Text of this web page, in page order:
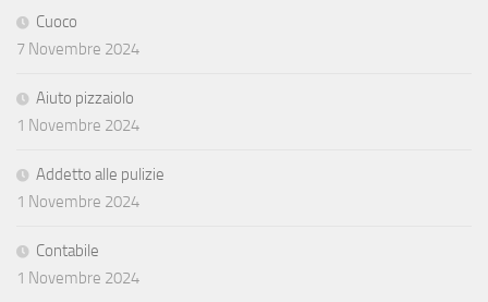
Cuoco
7 Novembre 2024
Aiuto pizzaiolo
1 Novembre 2024
Addetto alle pulizie
1 Novembre 2024
Contabile
1 Novembre 2024